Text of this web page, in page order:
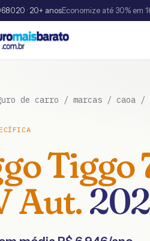
· 20+ anosEconomize até 30% em
de carro / marcas / caoa /
Tiggo
Aut.